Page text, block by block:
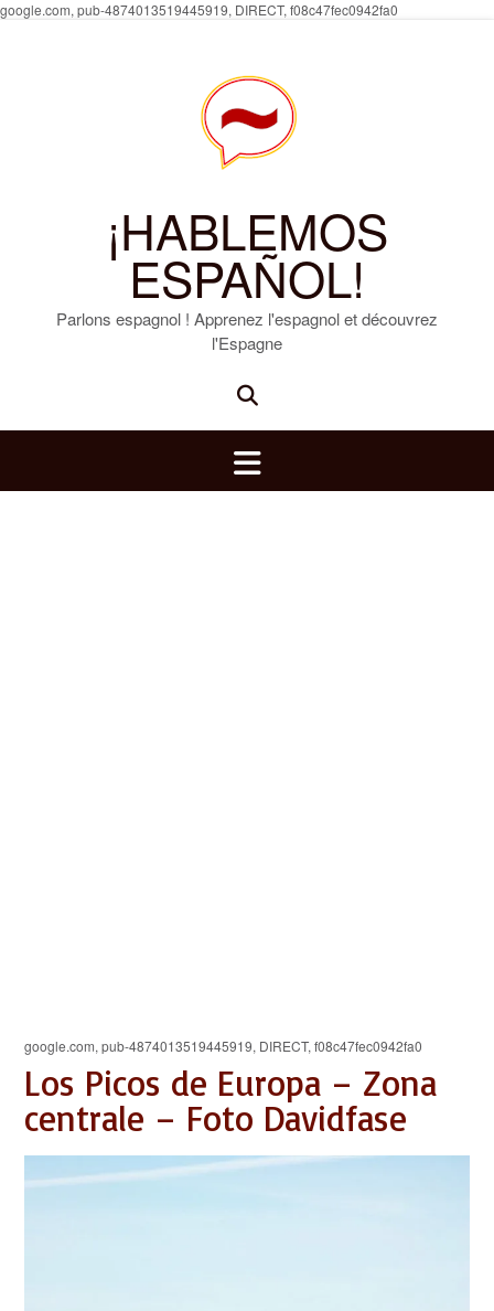
google.com, pub-4874013519445919, DIRECT, f08c47fec0942fa0
¡HABLEMOS
ESPAÑOL!
Parlons espagnol ! Apprenez l'espagnol et découvrez
l'Espagne
google.com, pub-4874013519445919, DIRECT, f08c47fec0942fa0
Los Picos de Europa – Zona
centrale – Foto Davidfase